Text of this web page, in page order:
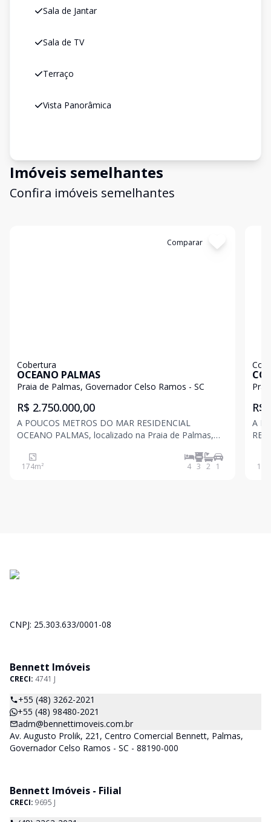
Sala de Jantar
Sala de TV
Terraço
Vista Panorâmica
Imóveis semelhantes
Confira imóveis semelhantes
Comparar
Cobertura
OCEANO PALMAS
Praia de Palmas, Governador Celso Ramos - SC
R$ 2.750.000,00
A POUCOS METROS DO MAR RESIDENCIAL
OCEANO PALMAS, localizado na Praia de Palmas,
extensa área de areia e águas cristalinas para nadar
e surfar. Este empreendimento de 5 andares conta
174m² 4 3 2 1
R$
A
180
CNPJ: 25.303.633/0001-08
Bennett Imóveis
CRECI: 4741 J
+55 (48) 3262-2021
+55 (48) 98480-2021
adm@bennettimoveis.com.br
Av. Augusto Prolik, 221, Centro Comercial Bennett, Palmas,
Governador Celso Ramos - SC - 88190-000
Bennett Imóveis - Filial
CRECI: 9695 J